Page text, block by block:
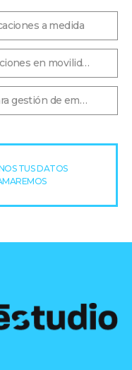
a medida
Diseño y/o desarrollo de aplicaciones en movilidad
Implantación de soluciones para gestión de empresas
TUS DATOS